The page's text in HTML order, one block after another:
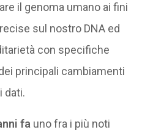
il genoma umano ai fini
sul nostro DNA ed
con specifiche
principali cambiamenti
dati.
fa uno fra i più noti